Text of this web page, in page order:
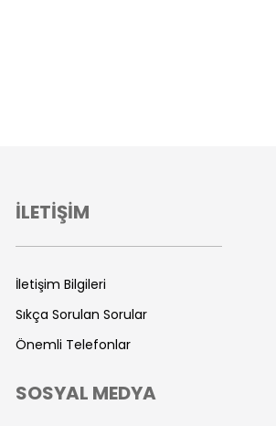
İLETİŞİM
İletişim Bilgileri
Sıkça Sorulan Sorular
Önemli Telefonlar
SOSYAL MEDYA